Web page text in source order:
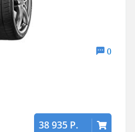
0
38 935 Р.